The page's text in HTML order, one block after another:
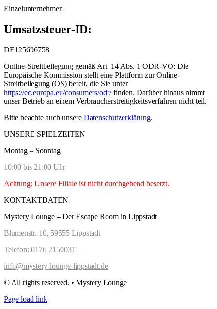
Einzelunternehmen
Umsatzsteuer-ID:
DE125696758
Online-Streitbeilegung gemäß Art. 14 Abs. 1 ODR-VO: Die
Europäische Kommission stellt eine Plattform zur Online-
Streitbeilegung (OS) bereit, die Sie unter
https://ec.europa.eu/consumers/odr/finden. Darüber hinaus nimmt
unser Betrieb an einem Verbraucherstreitigkeitsverfahren nicht teil.
Bitte beachte auch unsere Datenschutzerklärung.
UNSERE SPIELZEITEN
Montag – Sonntag
10:00 bis 21:00 Uhr
Achtung: Unsere Filiale ist nicht durchgehend besetzt.
KONTAKTDATEN
Mystery Lounge – Der Escape Room in Lippstadt
Blumenstr. 10, 59555 Lippstadt
Telefon: 0176 21500311
info@mystery-lounge-lippstadt.de
© All rights reserved. • Mystery Lounge
Page load link